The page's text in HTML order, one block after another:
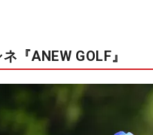
『ANEW GOLF』